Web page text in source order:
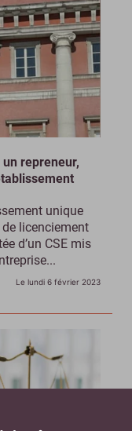
un repreneur,
unique
licenciement
d’un CSE mis
Le lundi 6 février 2023